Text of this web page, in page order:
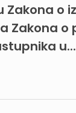
Zakona o
Zakona o
u...